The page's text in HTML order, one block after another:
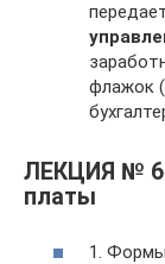
флажок
ЛЕКЦИЯ № 6.
платы
1.